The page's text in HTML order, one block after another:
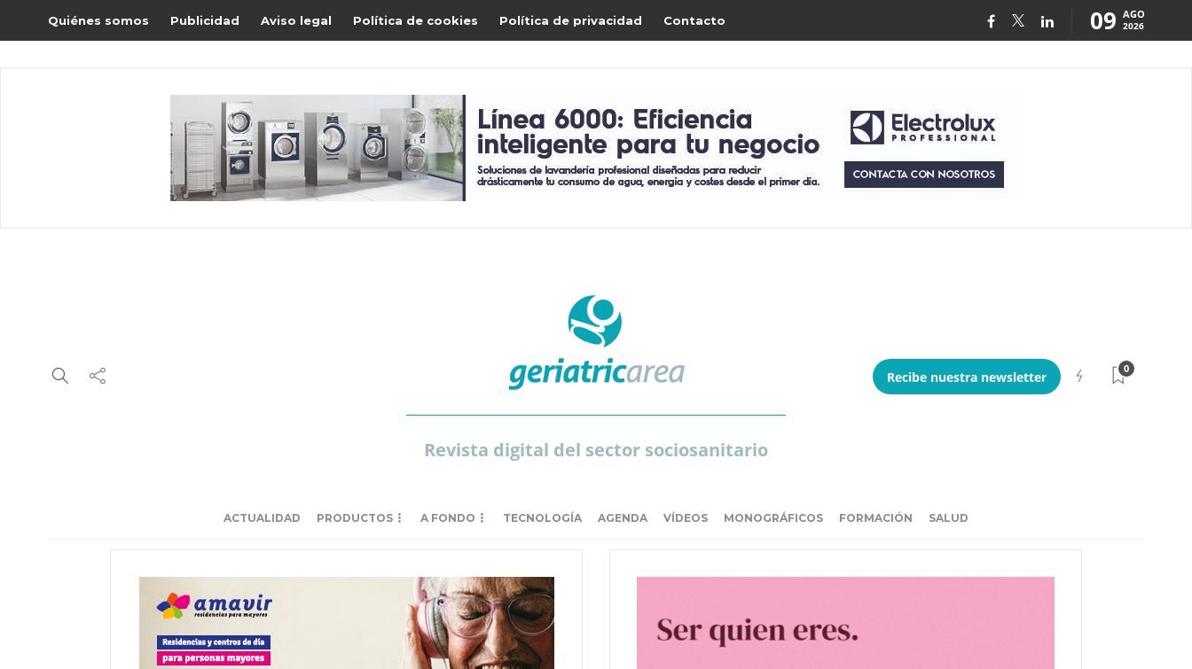
Quiénes somos Publicidad Aviso legal Política de cookies Política de privacidad Contacto 09 AGO
2026
Revista digital del sector sociosanitario
Recibe nuestra newsletter
0
ACTUALIDAD PRODUCTOS A FONDO TECNOLOGÍA AGENDA VÍDEOS MONOGRÁFICOS FORMACIÓN SALUD